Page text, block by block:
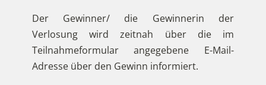
Der Gewinner/ die Gewinnerin der
Verlosung wird zeitnah über die im
Teilnahmeformular angegebene E-Mail-
Adresse über den Gewinn informiert.